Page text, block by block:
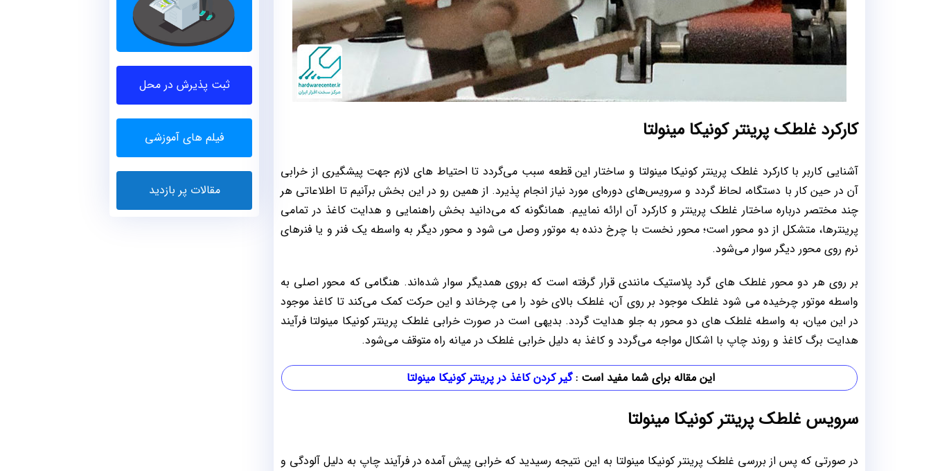
کارکرد غلطک پرینتر کونیکا مینولتا
آشنایی کاربر با کارکرد غلطک پرینتر کونیکا مینولتا و ساختار این قطعه سبب می‌گردد تا احتیاط های لازم جهت پیشگیری از خرابی
آن در حین کار با دستگاه، لحاظ گردد و سرویس‌های دوره‌ای مورد نیاز انجام پذیرد. از همین رو در این بخش برآنیم تا اطلاعاتی هر
چند مختصر درباره ساختار غلطک پرینتر و کارکرد آن ارائه نماییم. همانگونه که می‌دانید بخش راهنمایی و هدایت کاغذ در تمامی
پرینترها، متشکل از دو محور است؛ محور نخست با چرخ دنده به موتور وصل می شود و محور دیگر به واسطه یک فنر و یا فنرهای
نرم روی محور دیگر سوار می‌شود.
بر روی هر دو محور غلطک های گرد پلاستیک مانندی قرار گرفته است که بروی همدیگر سوار شده‌اند. هنگامی که محور اصلی به
واسطه موتور چرخیده می شود غلطک موجود بر روی آن، غلطک بالای خود را می چرخاند و این حرکت کمک می‌کند تا کاغذ موجود
در این میان، به واسطه غلطک های دو محور به جلو هدایت گردد. بدیهی است در صورت خرابی غلطک پرینتر کونیکا مینولتا فرآیند
هدایت برگ کاغذ و روند چاپ با اشکال مواجه می‌گردد و کاغذ به دلیل خرابی غلطک در میانه راه متوقف می‌شود.
این مقاله برای شما مفید است : گیر کردن کاغذ در پرینتر کونیکا مینولتا
سرویس غلطک پرینتر کونیکا مینولتا
در صورتی که پس از بررسی غلطک پرینتر کونیکا مینولتا به این نتیجه رسیدید که خرابی پیش آمده در فرآیند چاپ به دلیل آلودگی و
ثبت پذیرش در محل
فیلم های آموزشی
مقالات پر بازدید